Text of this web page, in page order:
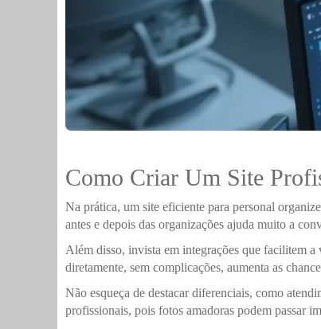
Como Criar Um Site
Na prática, um site eficiente para personal
antes e depois das organizações ajuda muito a
Além disso, invista em integrações que facilitem
diretamente, sem complicações, aumenta as
Não esqueça de destacar diferenciais, como
profissionais, pois fotos amadoras podem passar